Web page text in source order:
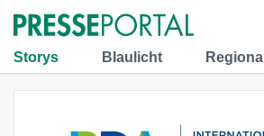
Storys Blaulicht Regional